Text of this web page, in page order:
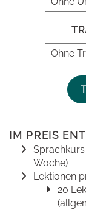
IM PREIS
Woche)
Lektionen
20